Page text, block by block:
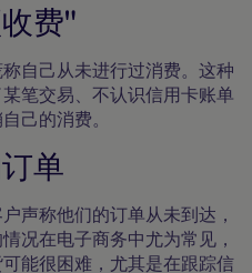
费"
自己从未进行过消费。这种
笔交易、不认识信用卡账单
己的消费。
单
声称他们的订单从未到达，
况在电子商务中尤为常见，
能很困难，尤其是在跟踪信